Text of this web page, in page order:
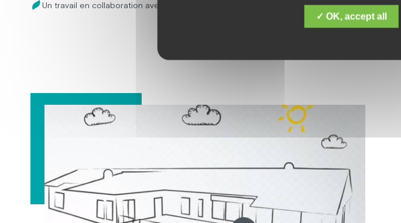
Un travail en collaboration avec les proches aidants et les représentants légaux
✓ OK, accept all